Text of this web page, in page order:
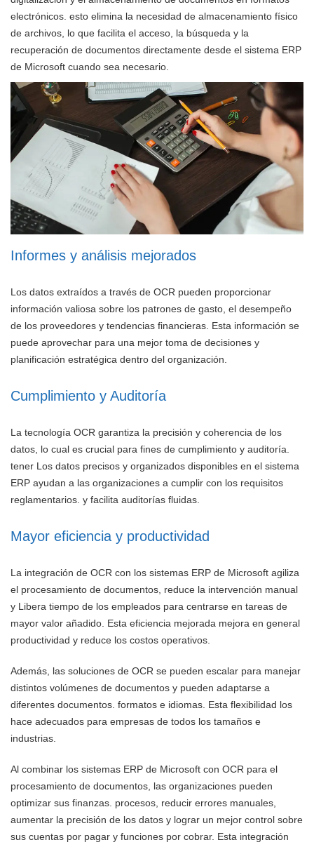
electrónicos. esto elimina la necesidad de almacenamiento físico
de archivos, lo que facilita el acceso, la búsqueda y la
recuperación de documentos directamente desde el sistema ERP
de Microsoft cuando sea necesario.
Informes y análisis mejorados
Los datos extraídos a través de OCR pueden proporcionar
información valiosa sobre los patrones de gasto, el desempeño
de los proveedores y tendencias financieras. Esta información se
puede aprovechar para una mejor toma de decisiones y
planificación estratégica dentro del organización.
Cumplimiento y Auditoría
La tecnología OCR garantiza la precisión y coherencia de los
datos, lo cual es crucial para fines de cumplimiento y auditoría.
tener Los datos precisos y organizados disponibles en el sistema
ERP ayudan a las organizaciones a cumplir con los requisitos
reglamentarios. y facilita auditorías fluidas.
Mayor eficiencia y productividad
La integración de OCR con los sistemas ERP de Microsoft agiliza
el procesamiento de documentos, reduce la intervención manual
y Libera tiempo de los empleados para centrarse en tareas de
mayor valor añadido. Esta eficiencia mejorada mejora en general
productividad y reduce los costos operativos.
Además, las soluciones de OCR se pueden escalar para manejar
distintos volúmenes de documentos y pueden adaptarse a
diferentes documentos. formatos e idiomas. Esta flexibilidad los
hace adecuados para empresas de todos los tamaños e
industrias.
Al combinar los sistemas ERP de Microsoft con OCR para el
procesamiento de documentos, las organizaciones pueden
optimizar sus finanzas. procesos, reducir errores manuales,
aumentar la precisión de los datos y lograr un mejor control sobre
sus cuentas por pagar y funciones por cobrar. Esta integración